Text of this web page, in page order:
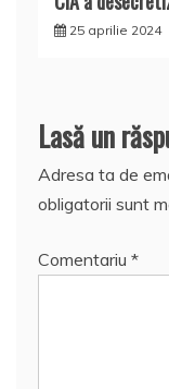
25 aprilie 2024
Lasă un
Adresa ta de
obligatorii sunt
Comentariu *